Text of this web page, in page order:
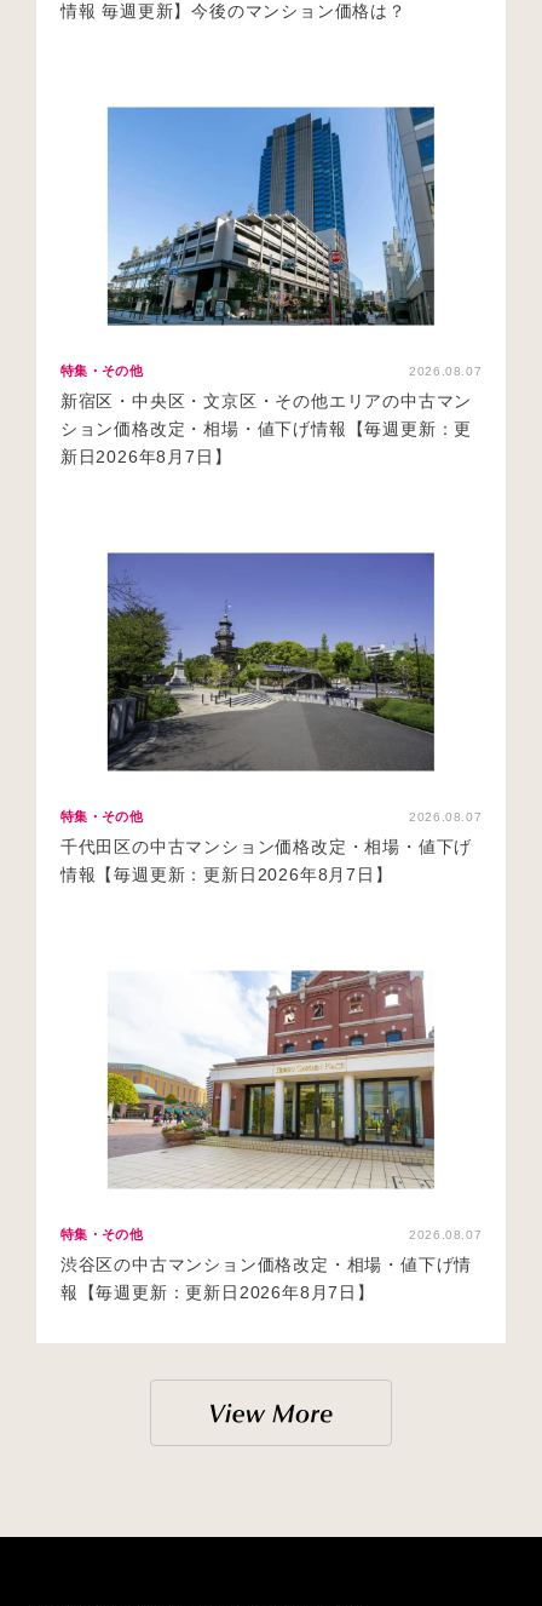
情報 毎週更新】今後のマンション価格は？
特集・その他 2026.08.07
新宿区・中央区・文京区・その他エリアの中古マン
ション価格改定・相場・値下げ情報【毎週更新：更
新日2026年8月7日】
特集・その他 2026.08.07
千代田区の中古マンション価格改定・相場・値下げ
情報【毎週更新：更新日2026年8月7日】
特集・その他 2026.08.07
渋谷区の中古マンション価格改定・相場・値下げ情
報【毎週更新：更新日2026年8月7日】